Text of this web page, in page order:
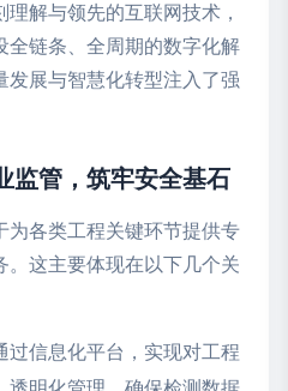
解与领先的互联网技术，
全链条、全周期的数字化解
发展与智慧化转型注入了强
监管，筑牢安全基石
为各类工程关键环节提供专
。这主要体现在以下几个关
过信息化平台，实现对工程